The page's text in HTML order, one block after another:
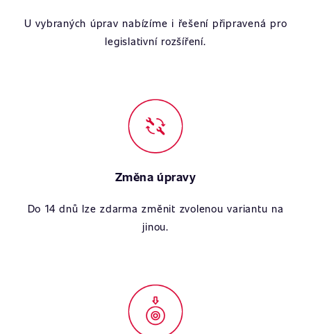
U vybraných úprav nabízíme i řešení připravená pro
legislativní rozšíření.
Změna úpravy
Do 14 dnů lze zdarma změnit zvolenou variantu na
jinou.